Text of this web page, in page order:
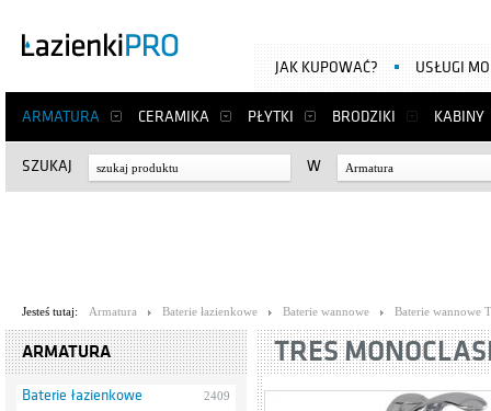
ARMATURA CERAMIKA PŁYTKI BRODZIKI KABINY
JAK KUPOWAĆ? USŁUGI
SZUKAJ W Armatura
Jesteś tutaj: Armatura Baterie łazienkowe Baterie wannowe Baterie wannowe
ARMATURA
Baterie łazienkowe
2409
TRES